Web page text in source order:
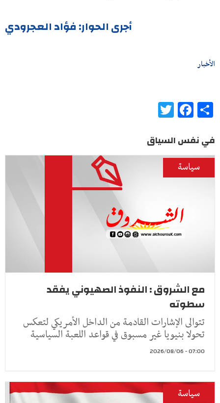
أجرى الحوار: فؤاد العجرودي
الأخبار
Share
Facebook
في نفس السياق
سياسة
مع الشروق : النفوذ الصهيوني يفقد
سطوته
تتوالى الإشارات القادمة من الداخل الأمريكي لتعكس
تحولا بنيويا غير مسبوق في قواعد اللعبة السياسية
07:00 - 2026/08/06
سياسة